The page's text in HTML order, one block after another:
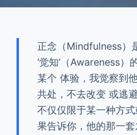
正念（Mindfulness）
‘觉知’（Awareness）
某个 体验，我觉察到
共处，不去改变 或逃
不仅仅限于某一种方
果告诉你，他的那一